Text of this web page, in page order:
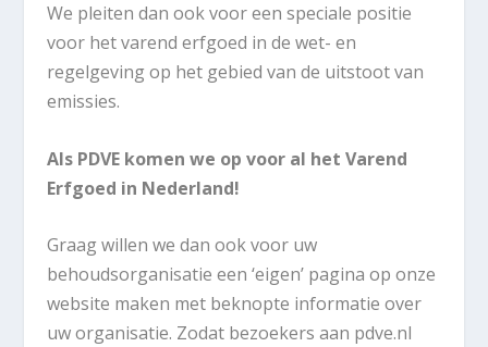
We pleiten dan ook voor een speciale positie
voor het varend erfgoed in de wet- en
regelgeving op het gebied van de uitstoot van
emissies.
Als PDVE komen we op voor al het Varend
Erfgoed in Nederland!
Graag willen we dan ook voor uw
behoudsorganisatie een ‘eigen’ pagina op onze
website maken met beknopte informatie over
uw organisatie. Zodat bezoekers aan pdve.nl